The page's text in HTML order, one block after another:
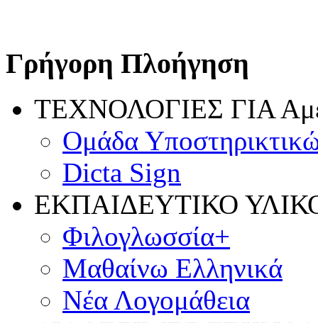
Γρήγορη Πλοήγηση
ΤΕΧΝΟΛΟΓΙΕΣ ΓΙΑ
Ομάδα
Dicta Sign
ΕΚΠΑΙΔΕΥΤΙΚΟ
Φιλογλωσσία+
Μαθαίνω Ελληνικά
Νέα Λογομάθεια